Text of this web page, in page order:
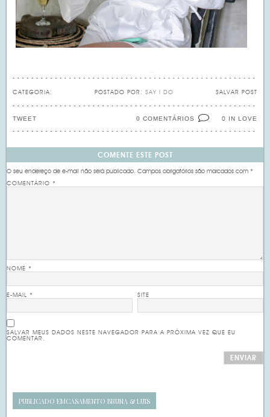
CATEGORIA: SALVAR POST
POSTADO POR: SAY I DO
0 IN LOVE
0 COMENTÁRIOS
TWEET
COMENTE ESTE POST
O seu endereço de e-mail não será publicado. Campos obrigatórios são marcados com*
COMENTÁRIO*
NOME*
E-MAIL* SITE
SALVAR MEUS DADOS NESTE NAVEGADOR PARA A PRÓXIMA VEZ QUE EU
COMENTAR.
PUBLICADO EMCASAMENTO BRUNA & LUIS